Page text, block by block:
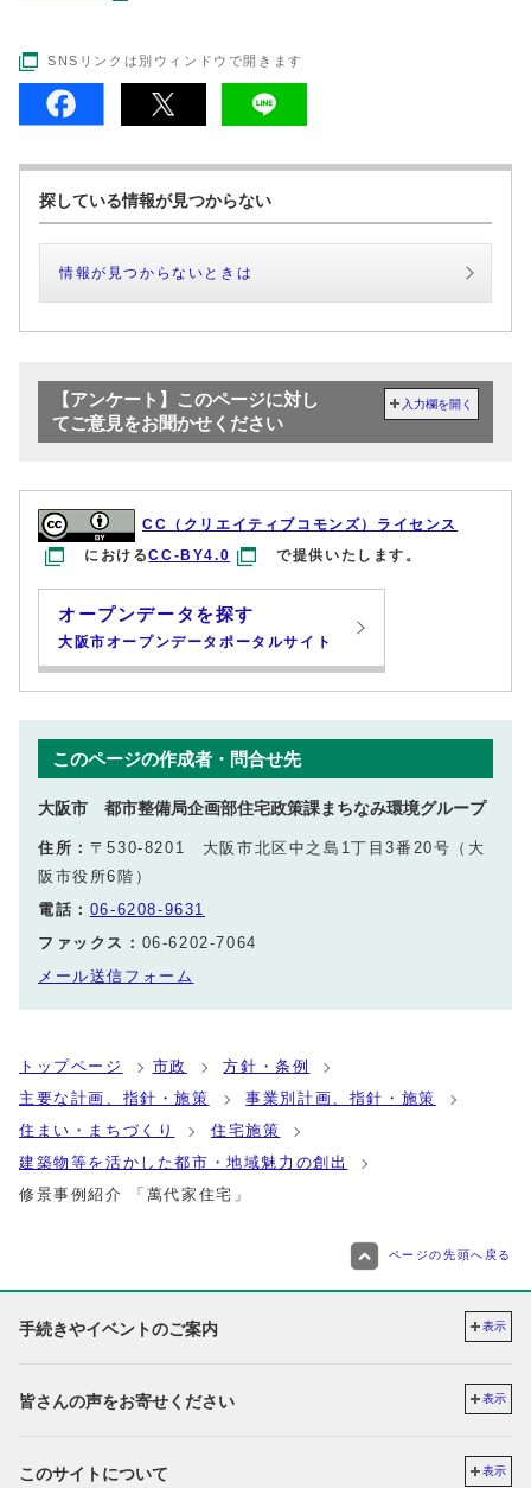
SNSリンクは別ウィンドウで開きます
探している情報が見つからない
情報が見つからないときは
【アンケート】このページに対し
てご意見をお聞かせください
入力欄を開く
CC（クリエイティブコモンズ）ライセンス
におけるCC-BY4.0 で提供いたします。
オープンデータを探す
大阪市オープンデータポータルサイト
このページの作成者・問合せ先
大阪市 都市整備局企画部住宅政策課まちなみ環境グループ
住所： 〒530-8201 大阪市北区中之島1丁目3番20号（大
阪市役所6階）
電話： 06-6208-9631
ファックス： 06-6202-7064
メール送信フォーム
トップページ 市政
方針・条例
主要な計画、指針・施策
事業別計画、指針・施策
住まい・まちづくり
住宅施策
建築物等を活かした都市・地域魅力の創出
修景事例紹介 「萬代家住宅」
ページの先頭へ戻る
手続きやイベントのご案内 表示
皆さんの声をお寄せください 表示
このサイトについて 表示